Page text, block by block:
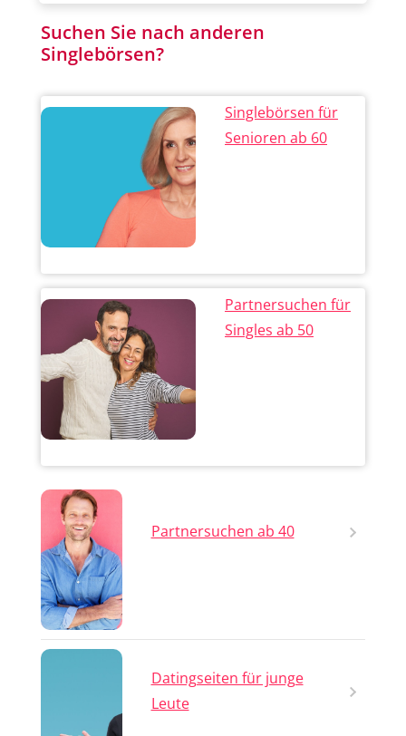
Suchen Sie nach anderen
Singlebörsen?
Singlebörsen für
Senioren ab 60
Partnersuchen für
Singles ab 50
Partnersuchen ab 40
Datingseiten für junge
Leute